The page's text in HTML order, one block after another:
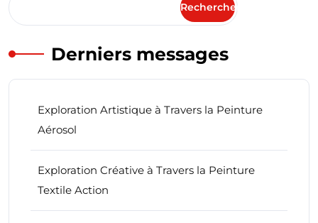
Rechercher
Derniers messages
Exploration Artistique à Travers la Peinture
Aérosol
Exploration Créative à Travers la Peinture
Textile Action